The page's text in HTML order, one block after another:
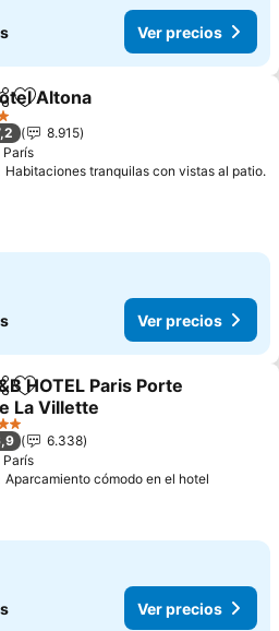
Ver precios
Agregar a favoritos
Altona
8.915
París
Habitaciones tranquilas con vistas al patio.
Ver precios
Agregar a favoritos
HOTEL Paris Porte
La Villette
6.338
París
Aparcamiento cómodo en el hotel
Ver precios